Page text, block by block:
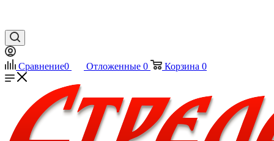
Сравнение0 Отложенные 0 Корзина 0